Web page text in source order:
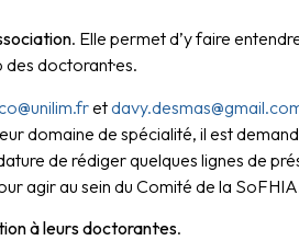
. Elle permet d’y faire
doctorant·es.
et
domaine de spécialité, il est
de rédiger quelques lignes de
agir au sein du Comité de la
à leurs doctorant·es.